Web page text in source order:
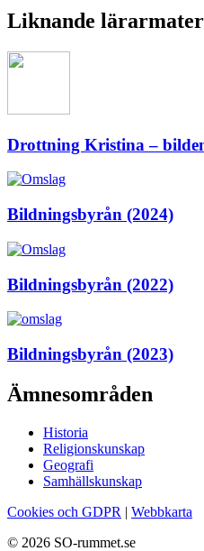
Liknande
Drottning Kristina –
Bildningsbyrån (2024)
Bildningsbyrån (2022)
Bildningsbyrån (2023)
Ämnesområden
Historia
Religionskunskap
Geografi
Samhällskunskap
Cookies och GDPR | Webbkarta
© 2026 SO-rummet.se